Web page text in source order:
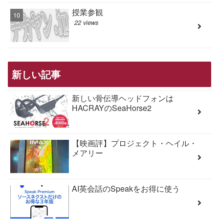
授業参観
22 views
新しい記事
新しい骨伝導ヘッドフォンは
HACRAYのSeaHorse2
【映画評】プロジェクト・ヘイル・
メアリー
AI英会話のSpeakをお得に使う